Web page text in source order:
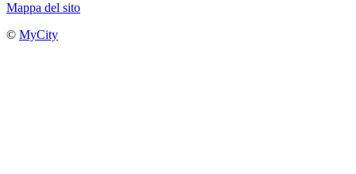
Mappa del sito
© MyCity